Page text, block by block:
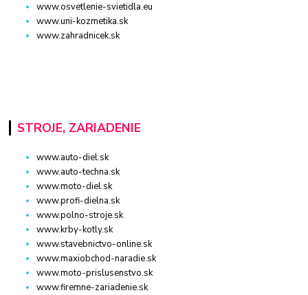
www.osvetlenie-svietidla.eu
www.uni-kozmetika.sk
www.zahradnicek.sk
STROJE, ZARIADENIE
www.auto-diel.sk
www.auto-techna.sk
www.moto-diel.sk
www.profi-dielna.sk
www.polno-stroje.sk
www.krby-kotly.sk
www.stavebnictvo-online.sk
www.maxiobchod-naradie.sk
www.moto-prislusenstvo.sk
www.firemne-zariadenie.sk